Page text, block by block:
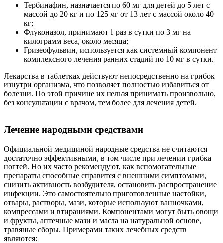
Тербинафин, назначается по 60 мг для детей до 5 лет с
массой до 20 кг и по 125 мг от 13 лет с массой около 40
кг;
Флуконазол, принимают 1 раз в сутки по 3 мг на
килограмм веса, около месяца;
Гризеофульвин, используется как системный компонент
комплексного лечения ранних стадий по 10 мг в сутки.
Лекарства в таблетках действуют непосредственно на грибок
изнутри организма, что позволяет полностью избавиться от
болезни. По этой причине их нельзя принимать произвольно,
без консультации с врачом, тем более для лечения детей.
Лечение народными средствами
Официальной медициной народные средства не считаются
достаточно эффективными, в том числе при лечении грибка
ногтей. Но их часто рекомендуют, как вспомогательные
препараты способные справится с внешними симптомами,
снизить активность возбудителя, остановить распространение
инфекции. Это самостоятельно приготовленные настойки,
отвары, растворы, мази, которые используют ванночками,
компрессами и втираниями. Компонентами могут быть овощи
и фрукты, аптечные мази и масла на натуральной основе,
травяные сборы. Примерами таких лечебных средств
являются: